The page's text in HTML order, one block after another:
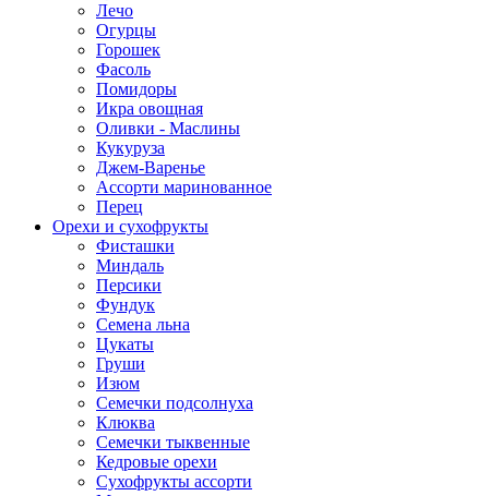
Лечо
Огурцы
Горошек
Фасоль
Помидоры
Икра овощная
Оливки - Маслины
Кукуруза
Джем-Варенье
Ассорти маринованное
Перец
Орехи и сухофрукты
Фисташки
Миндаль
Персики
Фундук
Семена льна
Цукаты
Груши
Изюм
Семечки подсолнуха
Клюква
Семечки тыквенные
Кедровые орехи
Сухофрукты ассорти